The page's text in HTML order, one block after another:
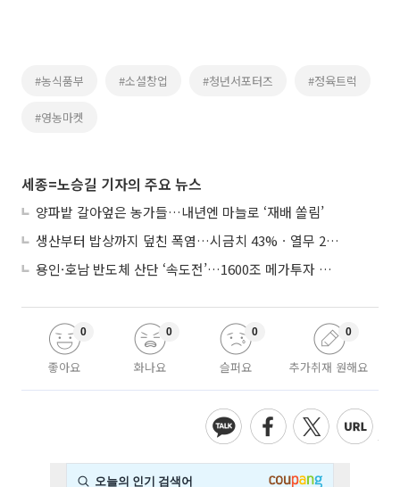
#농식품부 #소셜창업 #청년서포터즈 #정육트럭
#영농마켓
세종=노승길 기자의 주요 뉴스
양파밭 갈아엎은 농가들…내년엔 마늘로 ‘재배 쏠림’
생산부터 밥상까지 덮친 폭염…시금치 43%ㆍ열무 28% 급등
용인·호남 반도체 산단 ‘속도전’…1600조 메가투자 이행 총력
좋아요
0
화나요
0
슬퍼요
0
추가취재 원해요
0